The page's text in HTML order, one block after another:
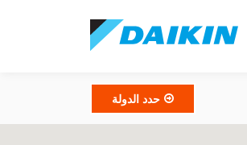
حدد الدولة